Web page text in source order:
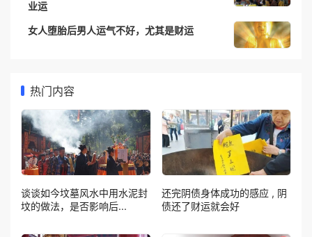
业运
女人堕胎后男人运气不好，尤其是财运
热门内容
谈谈如今坟墓风水中用水泥封
坟的做法，是否影响后...
还完阴债身体成功的感应 , 阴
债还了财运就会好